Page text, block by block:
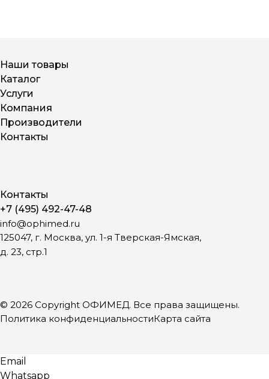
Наши товары
Каталог
Услуги
Компания
Производители
Контакты
Контакты
+7 (495) 492-47-48
info@ophimed.ru
125047, г. Москва, ул. 1-я Тверская-Ямская,
д. 23, стр.1
© 2026 Copyright ОФИМЕД. Все права защищены.
Политика конфиденциальностиКарта сайта
Email
Whatsapp